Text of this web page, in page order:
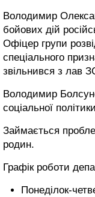
Володимир
бойових дій
Офіцер групи
спеціального
звільнився з лав
Володимир
соціальної
Займається
родин.
Графік роботи
Понеділок-